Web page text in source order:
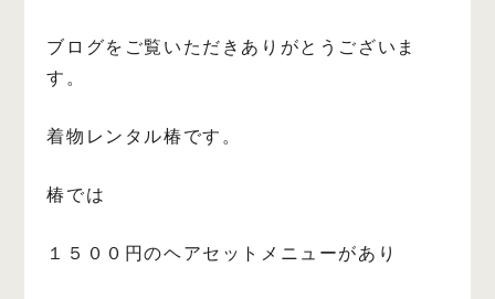
ブログをご覧いただきありがとうございま
す。
着物レンタル椿です。
椿では
１５００円のヘアセットメニューがあり